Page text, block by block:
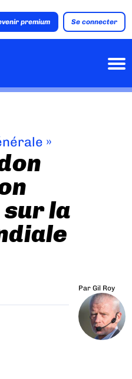
premium Se connecter
»
la
Par Gil Roy